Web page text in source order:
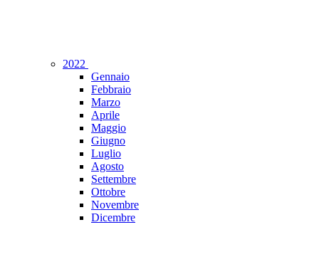
2022
Gennaio
Febbraio
Marzo
Aprile
Maggio
Giugno
Luglio
Agosto
Settembre
Ottobre
Novembre
Dicembre